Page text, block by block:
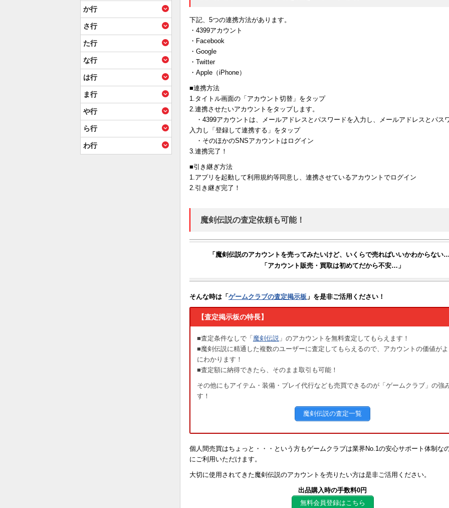
下記、5つの連携方法があります。
・4399アカウント
・Facebook
・Google
・Twitter
・Apple（iPhone）
■連携方法
1.タイトル画面の「アカウント切替」をタップ
2.連携させたいアカウントをタップします。
・4399アカウントは、メールアドレスとパスワードを入力し、メールアドレスとパス
入力し「登録して連携する」をタップ
・そのほかのSNSアカウントはログイン
3.連携完了！
■引き継ぎ方法
1.アプリを起動して利用規約等同意し、連携させているアカウントでログイン
2.引き継ぎ完了！
魔剣伝説の査定依頼も可能！
「魔剣伝説のアカウントを売ってみたいけど、いくらで売ればいいかわからない
「アカウント販売・買取は初めてだから不安…」
そんな時は「 ゲームクラブの査定掲示板 」を是非ご活用ください！
【査定掲示板の特長】
■査定条件なしで「 魔剣伝説 」のアカウントを無料査定してもらえます！
■魔剣伝説に精通した複数のユーザーに査定してもらえるので、アカウントの価値が
にわかります！
■査定額に納得できたら、そのまま取引も可能！
その他にもアイテム・装備・プレイ代行なども売買できるのが「ゲームクラブ」の強
す！
魔剣伝説の査定一覧
個人間売買はちょっと・・・という方もゲームクラブは業界No.1の安心サポート体制な
にご利用いただけます。
大切に使用されてきた魔剣伝説のアカウントを売りたい方は是非ご活用ください。
出品購入時の手数料0円
無料会員登録はこちら
か行
さ行
た行
な行
は行
ま行
や行
ら行
わ行